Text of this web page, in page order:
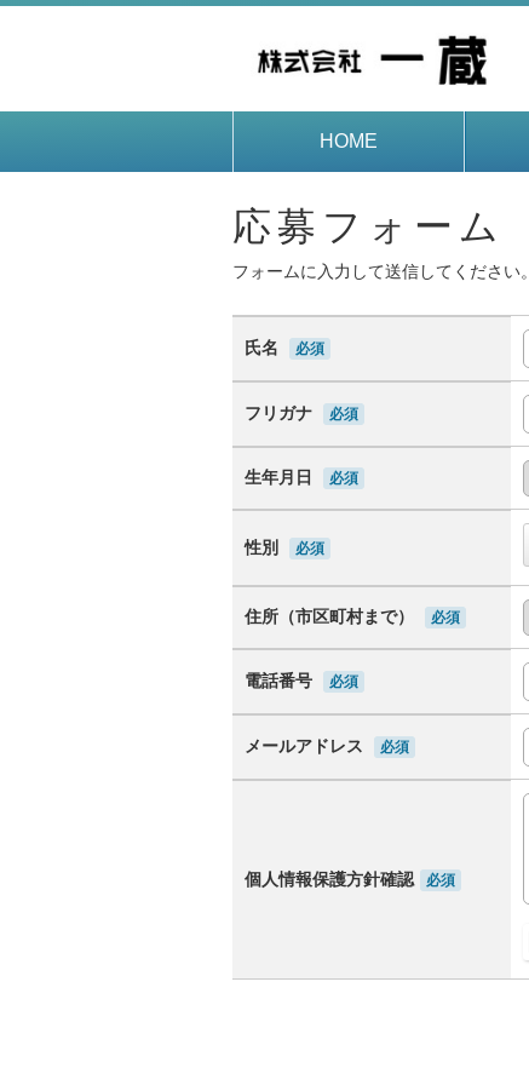
HOME
応募フォーム
フォームに入力して送信してください。
氏名 必須
フリガナ 必須
生年月日 必須
性別 必須
住所（市区町村まで） 必須
電話番号 必須
メールアドレス 必須
個人情報保護方針確認 必須